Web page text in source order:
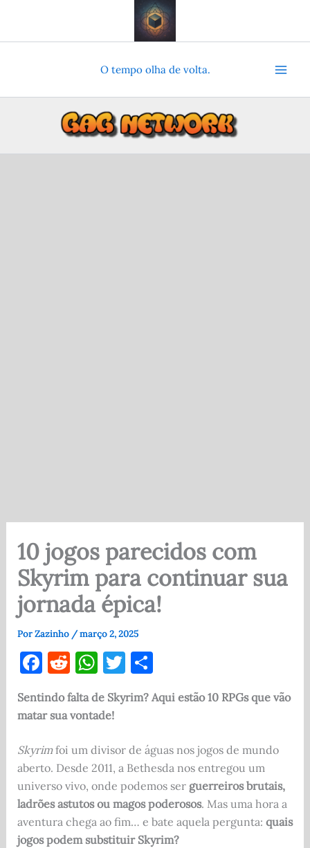
o
O tempo olha de volta.
10 jogos parecidos com
Skyrim para continuar sua
jornada épica!
PorZazinho /março 2, 2025
F
a
c
e
b
o
o
k
R
e
d
di
t
W
h
at
s
A
p
p
T
w
it
r
S
ar
Sentindo falta de Skyrim? Aqui estão 10 RPGs que vão
matar sua vontade!
Skyrimfoi um divisor de águas nos jogos de mundo
aberto. Desde 2011, a Bethesda nos entregou um
universo vivo, onde podemos ser guerreiros brutais,
ladrões astutos ou magos poderosos. Mas uma hora a
aventura chega ao fim… e bate aquela pergunta: quais
jogos podem substituir Skyrim?